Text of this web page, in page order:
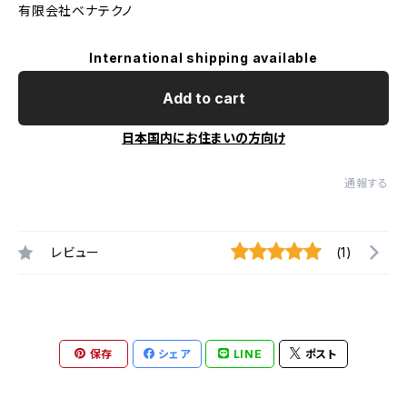
有限会社ベナテクノ
International shipping available
Add to cart
日本国内にお住まいの方向け
通報する
レビュー (1)
保存 シェア LINE ポスト